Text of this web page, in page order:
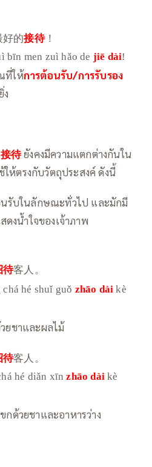
好的接待！
bīn men zuì hǎo de jiē dài!
ที่ให้การต้อนรับ/การรับรอง
接待ยังคงมีความแตกต่างกันใน
ให้ตรงกับวัตถุประสงค์ ดังนี้
รับในลักษณะทั่วไป และมักมี
ดงน้ำใจของเจ้าภาพ
待客人。
hé shuǐ guǒ zhāo dài kè
ยชาและผลไม้
待客人。
hé diǎn xīnzhāo dài kè
กด้วยชาและอาหารว่าง